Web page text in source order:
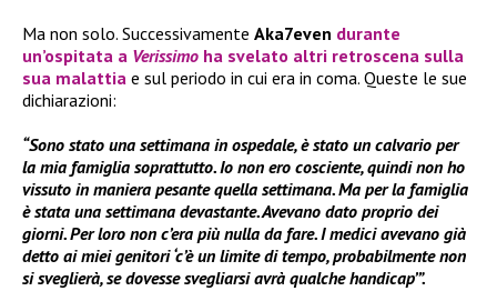
Ma non solo. Successivamente Aka7even durante
un’ospitata a Verissimo ha svelato altri retroscena sulla
sua malattia e sul periodo in cui era in coma. Queste le sue
dichiarazioni:
“Sono stato una settimana in ospedale, è stato un calvario per
la mia famiglia soprattutto. Io non ero cosciente, quindi non ho
vissuto in maniera pesante quella settimana. Ma per la famiglia
è stata una settimana devastante. Avevano dato proprio dei
giorni. Per loro non c’era più nulla da fare. I medici avevano già
detto ai miei genitori ‘c’è un limite di tempo, probabilmente non
si sveglierà, se dovesse svegliarsi avrà qualche handicap’”.